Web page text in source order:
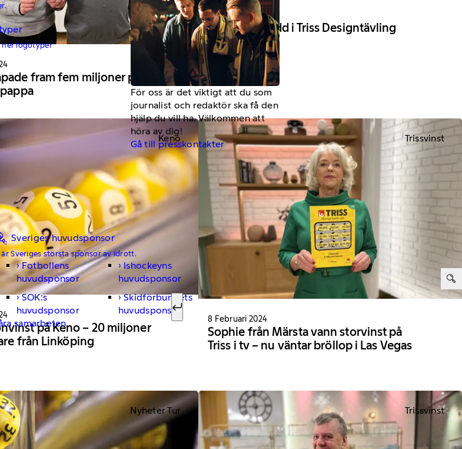
ner logotyper
För oss är det viktigt att du som
journalist och redaktör ska få den
hjälp du vill ha. Välkommen att
höra av dig!
Gå till presskontakter
Sveriges huvudsponsor
är Sveriges största sponsor av idrott.
Fotbollens
huvudsponsor
Ishockeyns
huvudsponsor
SOK:s
huvudsponsor
Skidförbundets
huvudsponsor
samarbeten
Sök efter:
fram fem miljoner på
28 Februari 2024
Vinnare utsedd i Triss Designtävling
2024
Keno
på Keno – 20 miljoner
från Linköping
Trissvinst
8 Februari 2024
Sophie från Märsta vann storvinst på
Triss i tv – nu väntar bröllop i Las Vegas
Nyheter Tur Trissvinst